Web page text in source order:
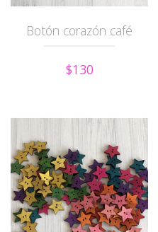
Botón corazón café
$130